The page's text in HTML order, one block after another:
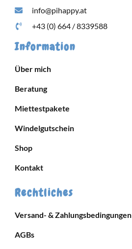
info@pihappy.at
+43 (0) 664 / 8339588
Information
Über mich
Beratung
Miettestpakete
Windelgutschein
Shop
Kontakt
Rechtliches
Versand- & Zahlungsbedingungen
AGBs